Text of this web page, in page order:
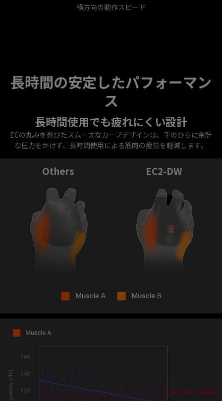
横方向の動作スピード
長時間の安定したパフォーマン
ス
長時間使用でも疲れにくい設計
ECの丸みを帯びたスムーズなカーブデザインは、手のひらに余計
な圧力をかけず、長時間使用による筋肉の疲労を軽減します。
Others EC2-DW